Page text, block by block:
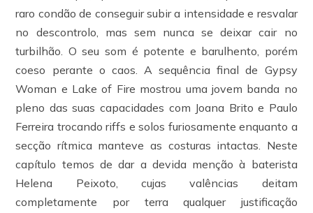
raro condão de conseguir subir a intensidade e resvalar
no descontrolo, mas sem nunca se deixar cair no
turbilhão. O seu som é potente e barulhento, porém
coeso perante o caos. A sequência final de Gypsy
Woman e Lake of Fire mostrou uma jovem banda no
pleno das suas capacidades com Joana Brito e Paulo
Ferreira trocando riffs e solos furiosamente enquanto a
secção rítmica manteve as costuras intactas. Neste
capítulo temos de dar a devida menção à baterista
Helena Peixoto, cujas valências deitam
completamente por terra qualquer justificação